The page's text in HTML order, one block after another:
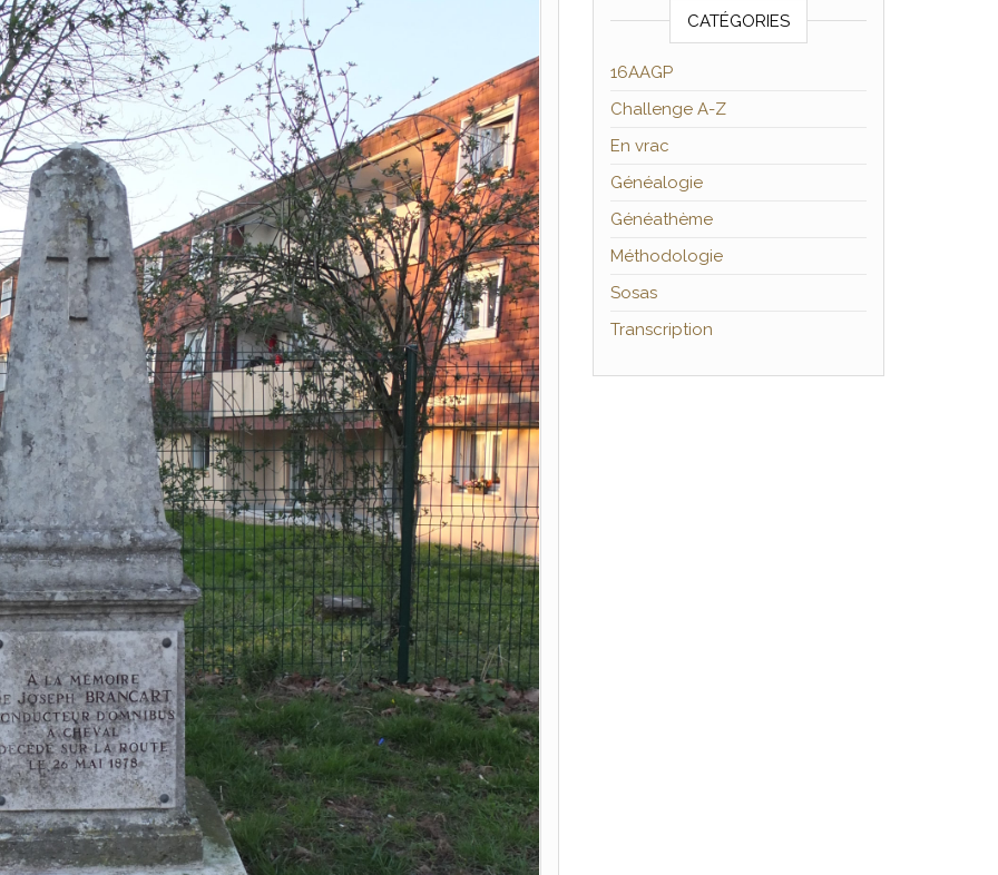
CATÉGORIES
16AAGP
Challenge A-Z
En vrac
Généalogie
Généathème
Méthodologie
Sosas
Transcription